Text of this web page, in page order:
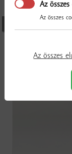
Az összes
Az összes
Az összes